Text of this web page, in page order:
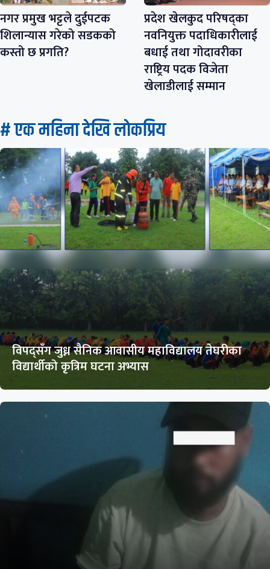
नगर प्रमुख भट्टले दुईपटक
शिलान्यास गरेको सडकको
कस्तो छ प्रगति?
प्रदेश खेलकुद परिषद्का
नवनियुक्त पदाधिकारीलाई
बधाई तथा गोदावरीका
राष्ट्रिय पदक विजेता
खेलाडीलाई सम्मान
# एक महिना देखि लाेकप्रिय
विपद्सँग जुध्न सैनिक आवासीय महाविद्यालय तेघरीका
विद्यार्थीको कृत्रिम घटना अभ्यास